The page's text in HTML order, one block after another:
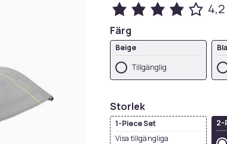
4,2
Färg
Beige
Tillgänglig
Storlek
1-Piece Set
Visa tillgängliga
2-